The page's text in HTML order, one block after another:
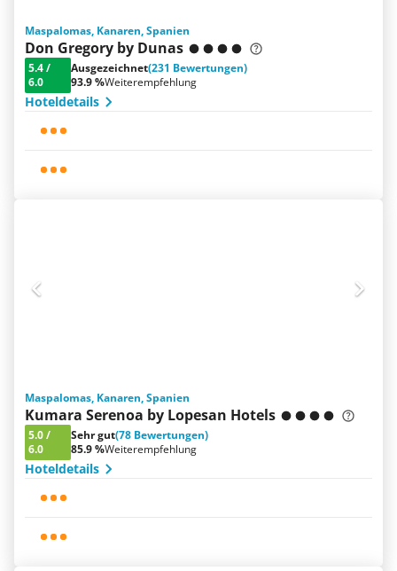
Maspalomas, Kanaren, Spanien
Don Gregory by Dunas
5.4/
6.0
Ausgezeichnet(231 Bewertungen)
93.9 %Weiterempfehlung
Hoteldetails
Maspalomas, Kanaren, Spanien
Kumara Serenoa by Lopesan Hotels
5.0/
6.0
Sehr gut(78 Bewertungen)
85.9 %Weiterempfehlung
Hoteldetails